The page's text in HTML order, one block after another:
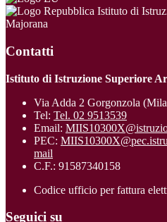
Istituto di
Majorana
Contatti
Istituto di Istruzione Superiore
Via Adda 2 Gorgonzola
Tel: Tel. 02 9513539
Email:
PEC:
mail
C.F.: 91587340158
Codice ufficio per fattura
Seguici su